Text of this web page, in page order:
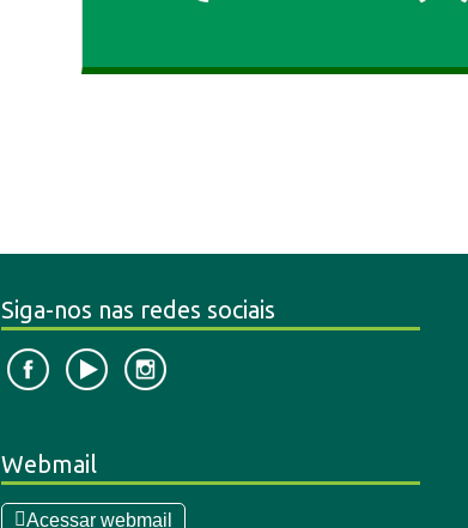
Siga-nos nas redes sociais
Webmail
Acessar webmail